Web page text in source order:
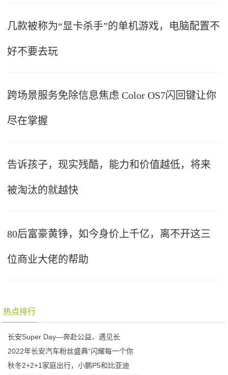
几款被称为“显卡杀手”的单机游戏，电脑配置不
好不要去玩
跨场景服务免除信息焦虑 Color OS7闪回键让你
尽在掌握
告诉孩子，现实残酷，能力和价值越低，将来
被淘汰的就越快
80后富豪黄铮，如今身价上千亿，离不开这三
位商业大佬的帮助
热点排行
长安Super Day—奔赴公益、遇见长
2022年长安汽车粉丝盛典“闪耀每一个你
秋冬2+2+1家庭出行，小鹏P5和比亚迪